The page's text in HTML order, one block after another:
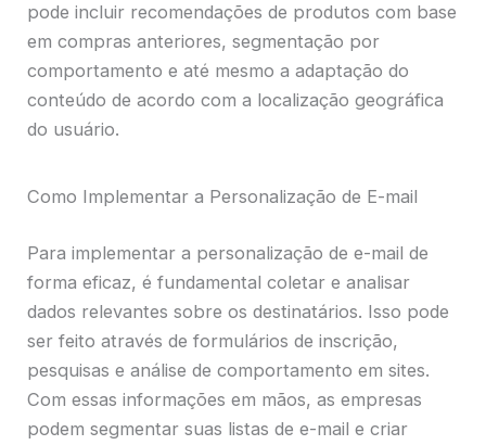
pode incluir recomendações de produtos com base
em compras anteriores, segmentação por
comportamento e até mesmo a adaptação do
conteúdo de acordo com a localização geográfica
do usuário.
Como Implementar a Personalização de E-mail
Para implementar a personalização de e-mail de
forma eficaz, é fundamental coletar e analisar
dados relevantes sobre os destinatários. Isso pode
ser feito através de formulários de inscrição,
pesquisas e análise de comportamento em sites.
Com essas informações em mãos, as empresas
podem segmentar suas listas de e-mail e criar